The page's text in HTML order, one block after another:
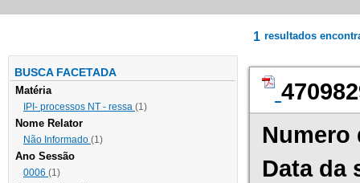
BUSCA FACETADA
Matéria
IPI- processos NT - ressa (1)
Nome Relator
Não Informado (1)
Ano Sessão
0006 (1)
1 resultados
Numero
Data da